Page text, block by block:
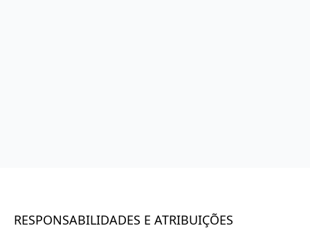
RESPONSABILIDADES E ATRIBUIÇÕES